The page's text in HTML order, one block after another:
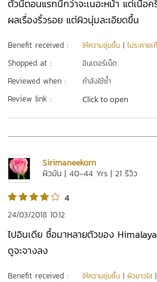
ตัวนี้ตอนแรกนึกว่าจะเนอะหน้า แต่เนื้อ
ผลเรื่องริ้วรอย แต่ผิวนุ่มละเอียดขึ้น
Benefit received : ให้ความชุ่มชื้น |ไม่ระคาย
Shopped at : อินเตอร์เน็ต
Reviewed when : กำลังใช้ซ้ำ
Review link : Click to open
Sirimaneekorn
ผิวมัน | 40-44 Yrs | 21 รีวิว
4
24/03/2018 10:12
ไปอินเดีย ซื้อมาหลายตัวของ
ดูจะจางลง
Benefit received : ให้ความชุ่มชื้น |ผิวขาวใส